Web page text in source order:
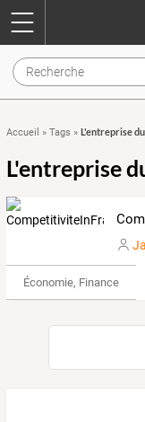
Accueil » Tags » L'entreprise
L'entreprise
Économie, Finance &